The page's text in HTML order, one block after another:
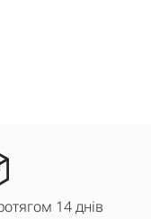
14 днів